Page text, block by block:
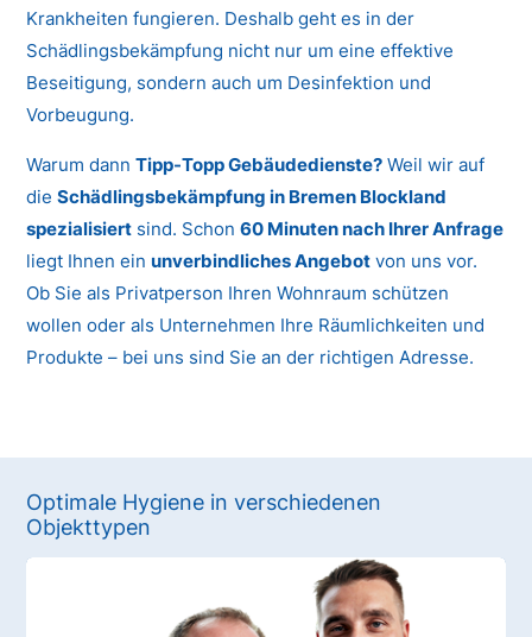
Krankheiten fungieren. Deshalb geht es in der
Schädlingsbekämpfung nicht nur um eine effektive
Beseitigung, sondern auch um Desinfektion und
Vorbeugung.
Warum dannTipp-Topp Gebäudedienste? Weil wir auf
dieSchädlingsbekämpfung in Bremen Blockland
spezialisiert sind. Schon60 Minuten nach Ihrer Anfrage
liegt Ihnen ein unverbindliches Angebot von uns vor.
Ob Sie als Privatperson Ihren Wohnraum schützen
wollen oder als Unternehmen Ihre Räumlichkeiten und
Produkte – bei uns sind Sie an der richtigen Adresse.
Optimale Hygiene in verschiedenen
Objekttypen